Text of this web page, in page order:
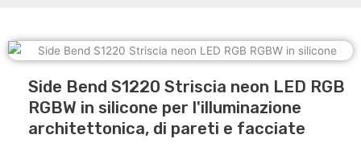
Side Bend S1220 Striscia neon LED RGB
RGBW in silicone per l'illuminazione
architettonica, di pareti e facciate